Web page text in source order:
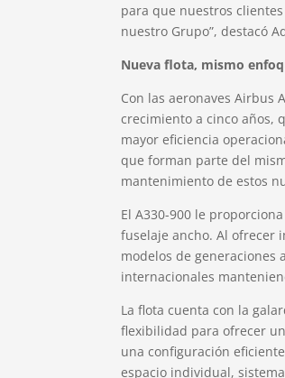
para que nuestros
nuestro Grupo”, destacó
Nueva flota, mismo
Con las aeronaves Airbus
crecimiento a cinco años,
mayor eficiencia
que forman parte del
mantenimiento de estos
El A330-900 le
fuselaje ancho. Al ofrecer
modelos de generaciones
internacionales
La flota cuenta con la
flexibilidad para ofrecer
una configuración
espacio individual,